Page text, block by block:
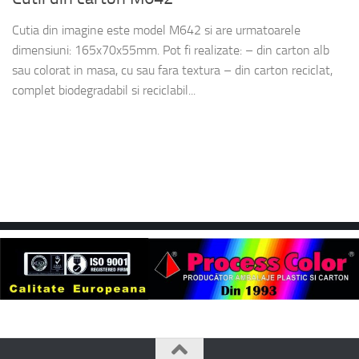
Cutia din imagine este model M642 si are urmatoarele
dimensiuni: 165x70x55mm. Pot fi realizate: – din carton alb
sau colorat in masa, cu sau fara textura – din carton reciclat,
complet biodegradabil si reciclabil...